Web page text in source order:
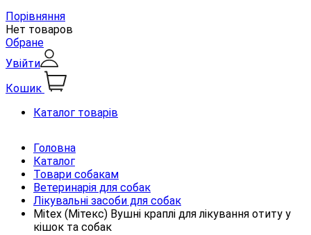
Порівняння
Нет товаров
Обране
Увійти
Кошик
Каталог товарів
Головна
Каталог
Товари собакам
Ветеринарія для собак
Лікувальні засоби для собак
Mitex (Мітекс) Вушні краплі для лікування отиту у
кішок та собак